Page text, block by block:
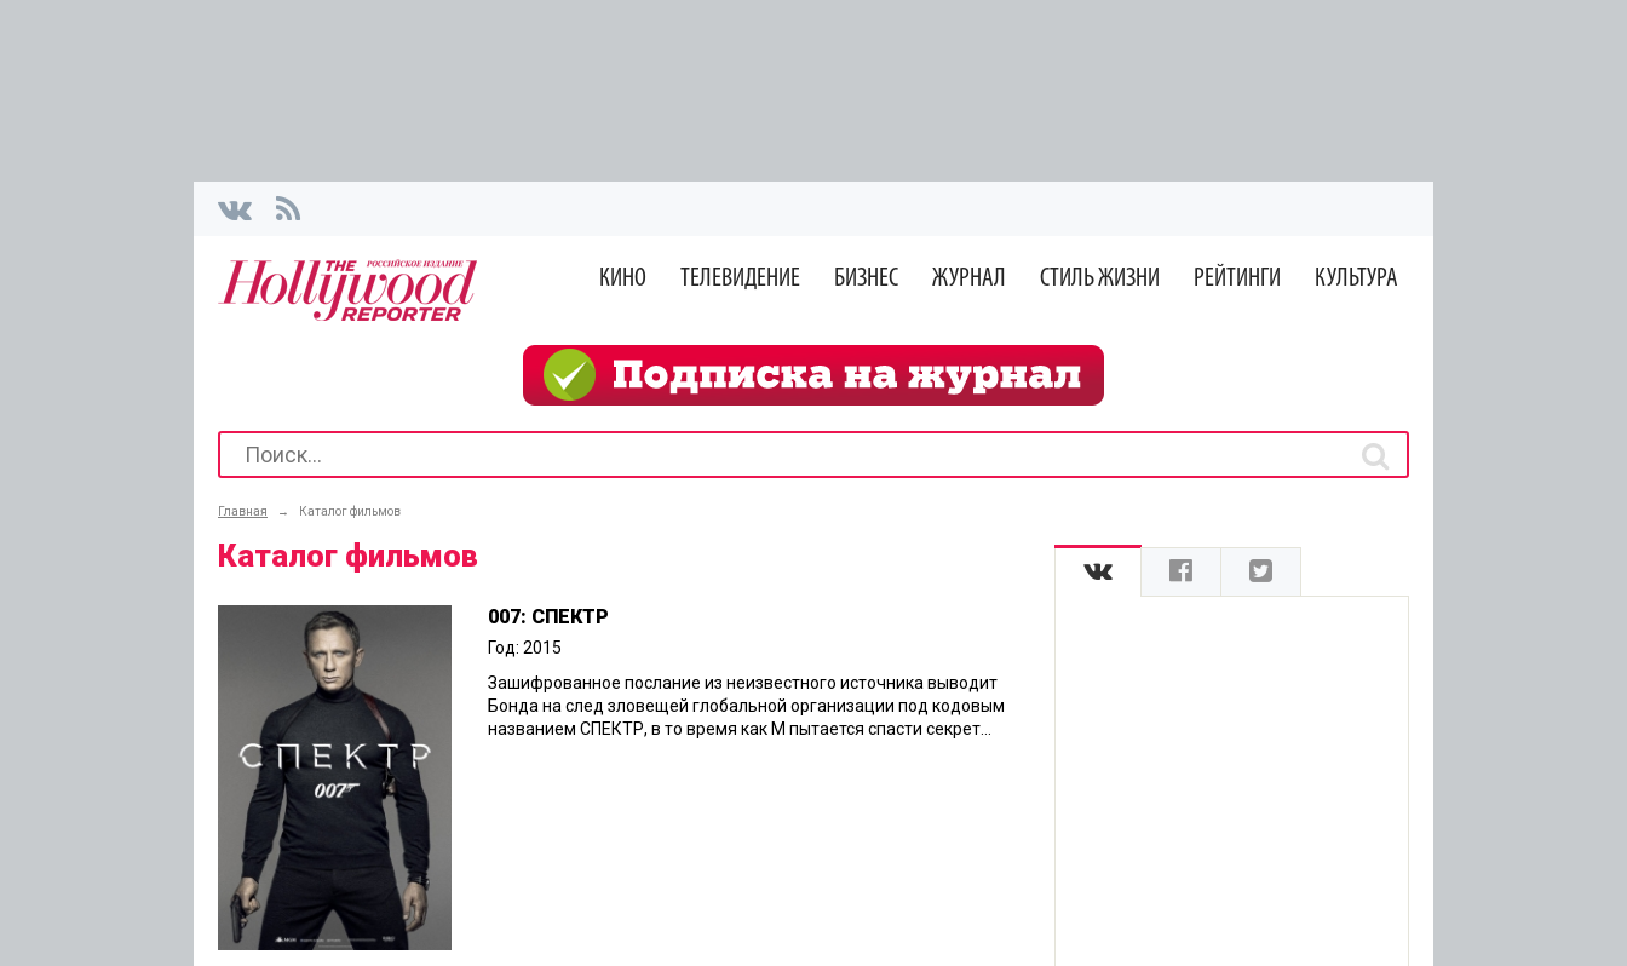
КИНО ТЕЛЕВИДЕНИЕ БИЗНЕС ЖУРНАЛ СТИЛЬ ЖИЗНИ РЕЙТИНГИ КУЛЬТУРА
Главная → Каталог фильмов
Каталог фильмов
007: СПЕКТР
Год: 2015
Зашифрованное послание из неизвестного источника выводит
Бонда на след зловещей глобальной организации под кодовым
названием СПЕКТР, в то время как М пытается спасти секрет...